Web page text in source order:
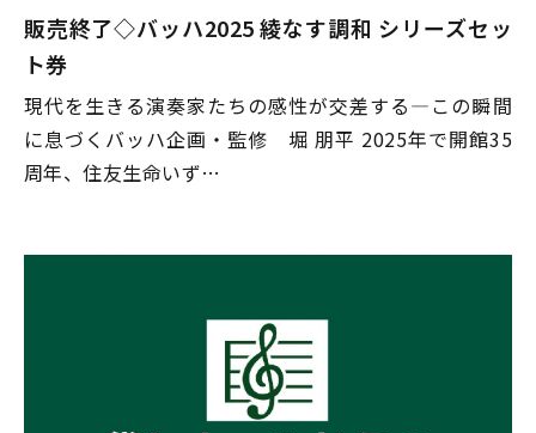
販売終了◇バッハ2025 綾なす調和 シリーズセッ
ト券
現代を生きる演奏家たちの感性が交差する―この瞬間
に息づくバッハ企画・監修 堀 朋平 2025年で開館35
周年、住友生命いず…